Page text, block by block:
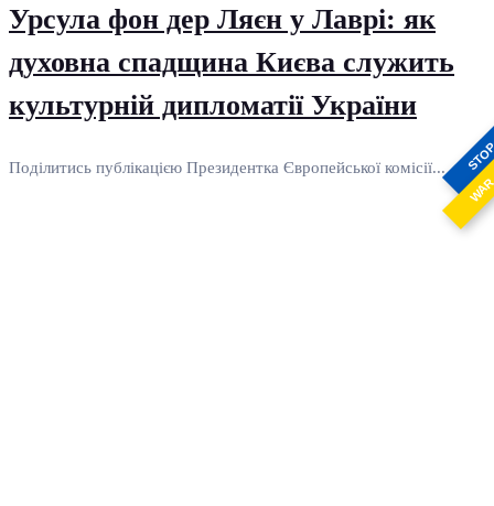
Урсула фон дер Ляєн у Лаврі: як
духовна спадщина Києва служить
культурній дипломатії України
Поділитись публікацією Президентка Європейської комісії...